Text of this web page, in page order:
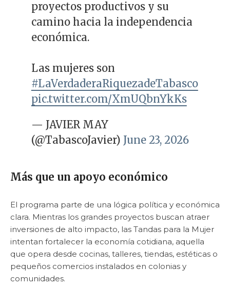
proyectos productivos y su
camino hacia la independencia
económica.
Las mujeres son
#LaVerdaderaRiquezadeTabasco
pic.twitter.com/XmUQbnYkKs
— JAVIER MAY
(@TabascoJavier) June 23, 2026
Más que un apoyo económico
El programa parte de una lógica política y económica
clara. Mientras los grandes proyectos buscan atraer
inversiones de alto impacto, las Tandas para la Mujer
intentan fortalecer la economía cotidiana, aquella
que opera desde cocinas, talleres, tiendas, estéticas o
pequeños comercios instalados en colonias y
comunidades.